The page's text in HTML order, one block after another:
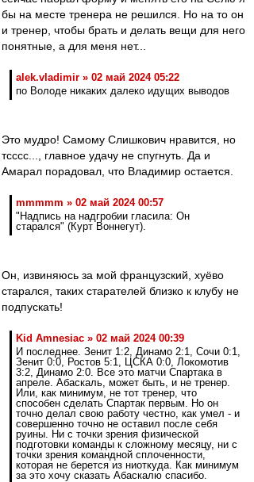
бы на месте тренера не решился. Но на то он
и тренер, чтобы брать и делать вещи для него
понятные, а для меня нет...
alek.vladimir » 02 май 2024 05:22
по Володе никаких далеко идущих выводов
Это мудро! Самому Слишкович нравится, но
тсссс..., главное удачу не спугнуть. Да и
Амарал порадовал, что Владимир остается.
mmmmm » 02 май 2024 00:57
"Надпись на надгробии гласила: Он
старался" (Курт Воннегут).
Он, извиняюсь за мой французский, хуёво
старался, таких старателей близко к клубу не
подпускать!
Kid Amnesiac » 02 май 2024 00:39
И последнее. Зенит 1:2, Динамо 2:1, Сочи 0:1,
Зенит 0:0, Ростов 5:1, ЦСКА 0:0, Локомотив
3:2, Динамо 2:0. Все это матчи Спартака в
апреле. Абаскаль, может быть, и не тренер.
Или, как минимум, не тот тренер, что
способен сделать Спартак первым. Но он
точно делал свою работу честно, как умел - и
совершенно точно не оставил после себя
руины. Ни с точки зрения физической
подготовки команды к сложному месяцу, ни с
точки зрения командной сплоченности,
которая не берется из ниоткуда. Как минимум
за это хочу сказать Абаскалю спасибо.